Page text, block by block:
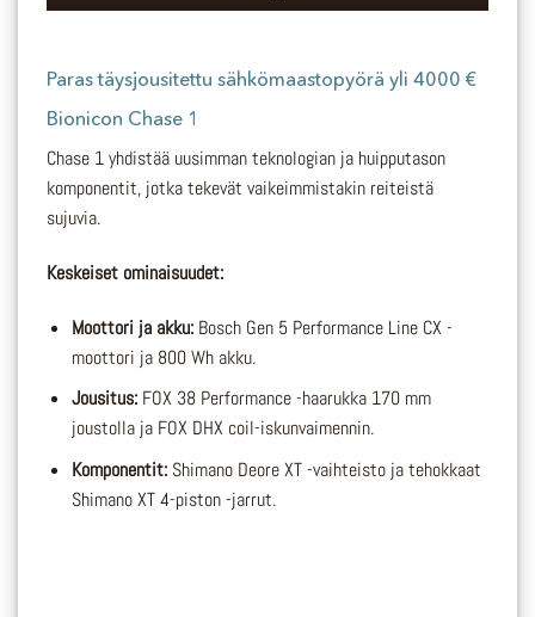
Paras täysjousitettu sähkömaastopyörä yli 4000 €
Bionicon Chase 1
Chase 1 yhdistää uusimman teknologian ja huipputason
komponentit, jotka tekevät vaikeimmistakin reiteistä
sujuvia.
Keskeiset ominaisuudet:
Moottori ja akku:Bosch Gen 5 Performance Line CX -
moottori ja 800 Wh akku.
Jousitus:FOX 38 Performance -haarukka 170 mm
joustolla ja FOX DHX coil-iskunvaimennin.
Komponentit:Shimano Deore XT -vaihteisto ja tehokkaat
Shimano XT 4-piston -jarrut.